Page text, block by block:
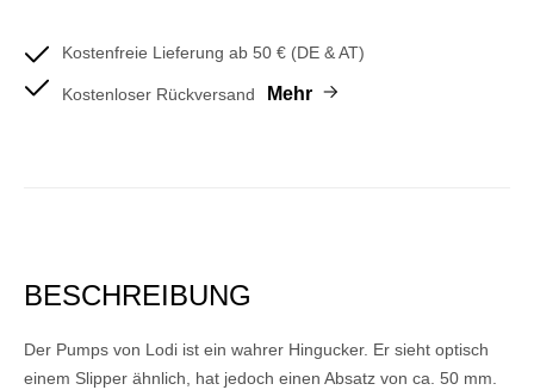
Kostenfreie Lieferung ab 50 € (DE & AT)
Kostenloser Rückversand Mehr
BESCHREIBUNG
Der Pumps von Lodi ist ein wahrer Hingucker. Er sieht optisch
einem Slipper ähnlich, hat jedoch einen Absatz von ca. 50 mm.